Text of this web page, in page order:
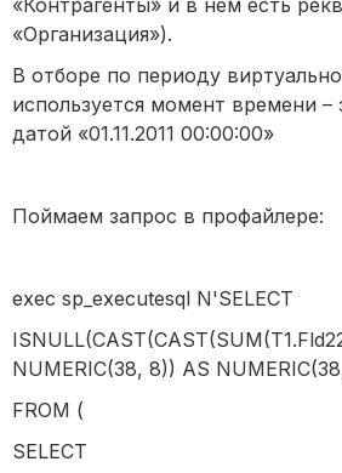
«Контрагенты» и в нем есть
«Организация»).
В отборе по периоду
используется момент времени –
датой «01.11.2011 00:00:00»
Поймаем запрос в профайлере:
exec sp_executesql N'SELECT
NUMERIC(38, 8)) AS
FROM (
SELECT